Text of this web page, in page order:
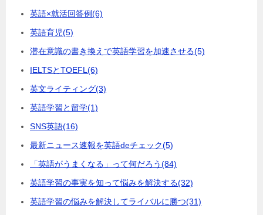
英語×就活回答例(6)
英語育児(5)
潜在意識の書き換えで英語学習を加速させる(5)
IELTSとTOEFL (6)
英文ライティング(3)
英語学習と留学(1)
SNS英語(16)
最新ニュース速報を英語deチェック(5)
「英語がうまくなる」って何だろう(84)
英語学習の事実を知って悩みを解決する(32)
英語学習の悩みを解決してライバルに勝つ(31)